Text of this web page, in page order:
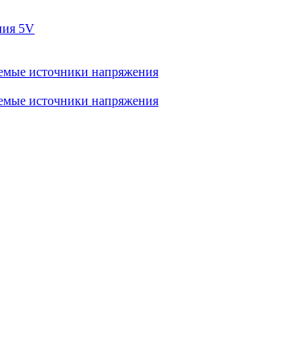
5V
источники напряжения
источники напряжения